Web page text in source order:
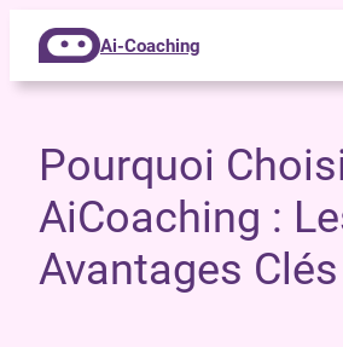
Ai-Coaching
Pourquoi
AiCoaching :
Avantages Clés